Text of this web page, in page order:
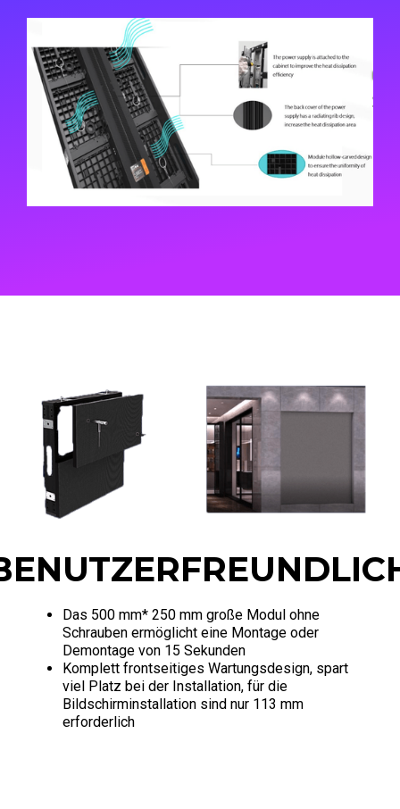
Das 500 mm* 250 mm große Modul ohne
Schrauben ermöglicht eine Montage oder
Demontage von 15 Sekunden
Komplett frontseitiges Wartungsdesign, spart
viel Platz bei der Installation, für die
Bildschirminstallation sind nur 113 mm
erforderlich